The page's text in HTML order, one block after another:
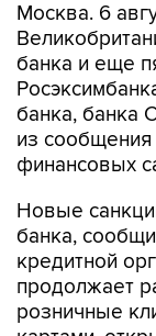
Москва. 6
банка и еще
банка, банка
из
финансовых
Новые
банка,
кредитной
продолжает
розничные